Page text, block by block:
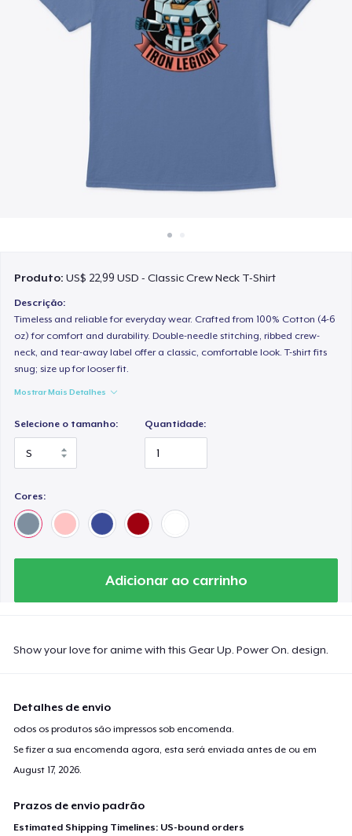
Venda em todo lugar
Venda qualquer coisa
Produto:US$ 22,99 USD - Classic Crew Neck T-Shirt
Descrição:
Timeless and reliable for everyday wear. Crafted from 100% Cotton (4-6
oz) for comfort and durability. Double-needle stitching, ribbed crew-
neck, and tear-away label offer a classic, comfortable look. T-shirt fits
snug; size up for looser fit.
Mostrar Mais Detalhes
Selecione o tamanho: Quantidade:
Cores:
Adicionar ao carrinho
Show your love for anime with this Gear Up. Power On. design.
Detalhes de envio
odos os produtos são impressos sob encomenda.
Se fizer a sua encomenda agora, esta será enviada antes de ou em
August 17, 2026
Prazos de envio padrão
Estimated Shipping Timelines: US-bound orders